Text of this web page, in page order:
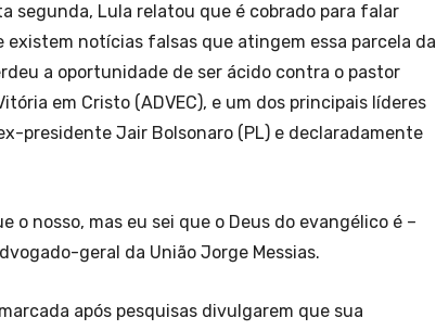
segunda, Lula relatou que é cobrado para falar
existem notícias falsas que atingem essa parcela da
a oportunidade de ser ácido contra o pastor
em Cristo (ADVEC), e um dos principais líderes
presidente Jair Bolsonaro (PL) e declaradamente
o nosso, mas eu sei que o Deus do evangélico é –
geral da União Jorge Messias.
após pesquisas divulgarem que sua